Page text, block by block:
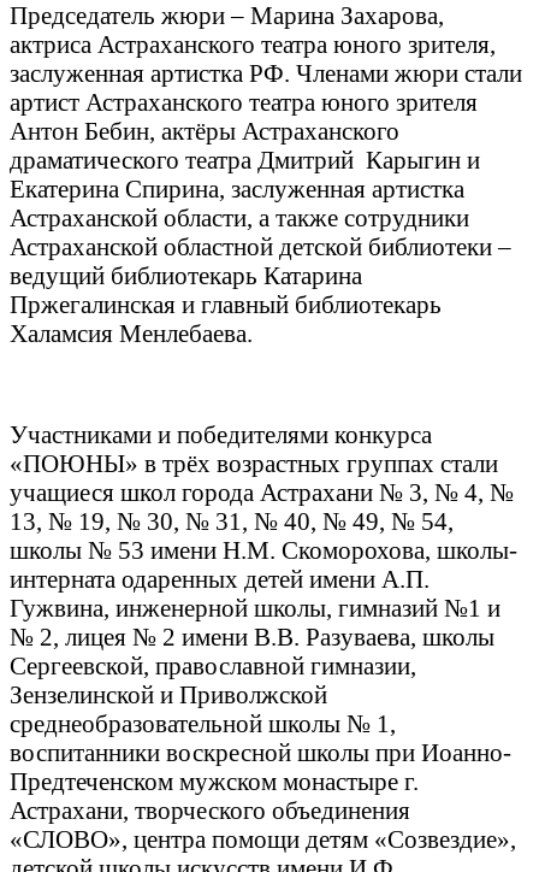
Председатель жюри – Марина Захарова,
актриса Астраханского театра юного зрителя,
заслуженная артистка РФ. Членами жюри стали
артист Астраханского театра юного зрителя
Антон Бебин, актёры Астраханского
драматического театра Дмитрий Карыгин и
Екатерина Спирина, заслуженная артистка
Астраханской области, а также сотрудники
Астраханской областной детской библиотеки –
ведущий библиотекарь Катарина
Пржегалинская и главный библиотекарь
Халамсия Менлебаева.
Участниками и победителями конкурса
«ПОЮНЫ» в трёх возрастных группах стали
учащиеся школ города Астрахани № 3, № 4, №
13, № 19, № 30, № 31, № 40, № 49, № 54,
школы № 53 имени Н.М. Скоморохова, школы-
интерната одаренных детей имени А.П.
Гужвина, инженерной школы, гимназий №1 и
№ 2, лицея № 2 имени В.В. Разуваева, школы
Сергеевской, православной гимназии,
Зензелинской и Приволжской
среднеобразовательной школы № 1,
воспитанники воскресной школы при Иоанно-
Предтеченском мужском монастыре г.
Астрахани, творческого объединения
«СЛОВО», центра помощи детям «Созвездие»,